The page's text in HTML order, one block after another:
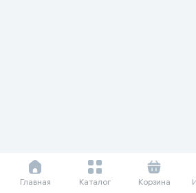
Главная Каталог Корзина